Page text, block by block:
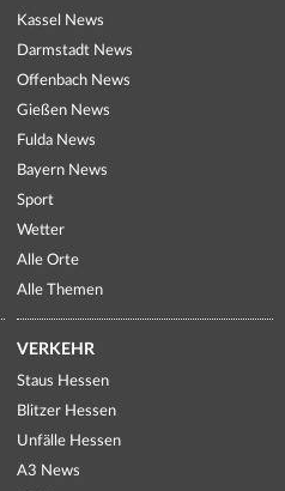
Kassel News
Darmstadt News
Offenbach News
Gießen News
Fulda News
Bayern News
Sport
Wetter
Alle Orte
Alle Themen
VERKEHR
Staus Hessen
Blitzer Hessen
Unfälle Hessen
A3 News